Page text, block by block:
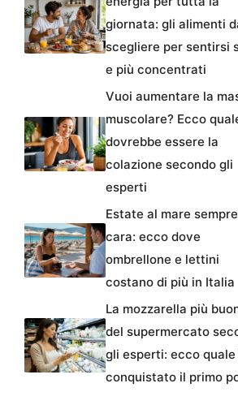
giornata: gli alimenti
scegliere per sentirsi
e più concentrati
Vuoi aumentare la
muscolare? Ecco
dovrebbe essere la
colazione secondo gli
esperti
Estate al mare
cara: ecco dove
ombrellone e lettini
costano di più in Italia
La mozzarella più
del supermercato
gli esperti: ecco quale
conquistato il primo